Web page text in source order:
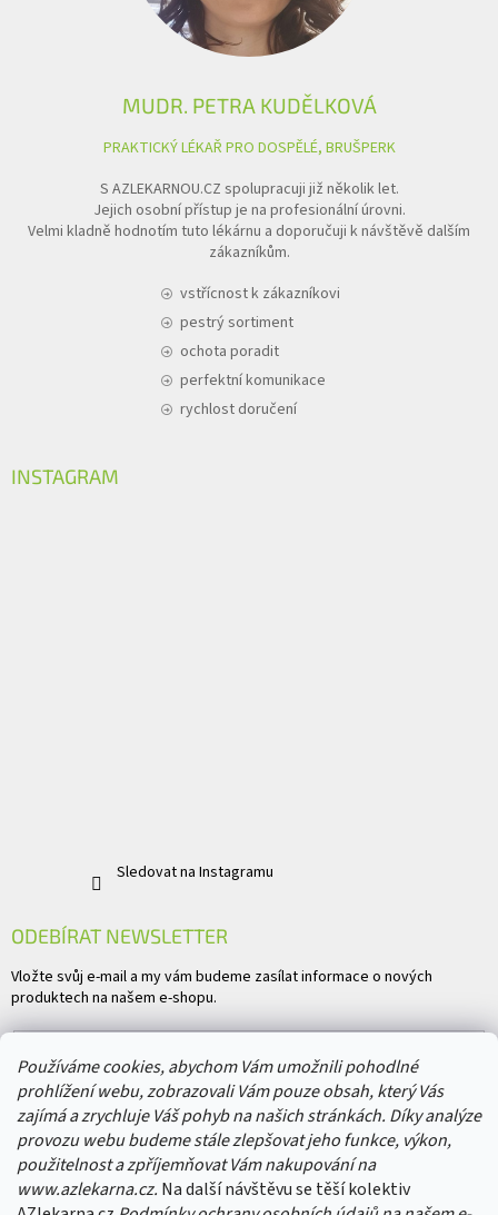
Používáme cookies, abychom Vám umožnili pohodlné
prohlížení webu, zobrazovali Vám pouze obsah, který Vás
zajímá a zrychluje Váš pohyb na našich stránkách. Díky analýze
provozu webu budeme stále zlepšovat jeho funkce, výkon,
použitelnost a zpříjemňovat Vám nakupování na
www.azlekarna.cz. Na další návštěvu se těší kolektiv
MUDR. PETRA KUDĚLKOVÁ
PRAKTICKÝ LÉKAŘ PRO DOSPĚLÉ, BRUŠPERK
S AZLEKARNOU.CZ spolupracuji již několik let.
Jejich osobní přístup je na profesionální úrovni.
Velmi kladně hodnotím tuto lékárnu a doporučuji k návštěvě dalším
zákazníkům.
vstřícnost k zákazníkovi
pestrý sortiment
ochota poradit
perfektní komunikace
rychlost doručení
INSTAGRAM
Sledovat na Instagramu
ODEBÍRAT NEWSLETTER
Vložte svůj e-mail a my vám budeme zasílat informace o nových
produktech na našem e-shopu.
Vložením e-mailu souhlasíte spodmínkami ochrany osobních údajů
PŘIHLÁSIT SE